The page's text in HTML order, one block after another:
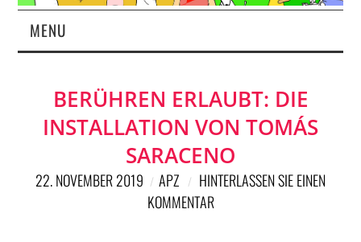
MENU
MAGAZIN
RUBRIKEN
BERÜHREN ERLAUBT: DIE
INSTALLATION VON TOMÁS
SARACENO
22. NOVEMBER 2019 APZ
HINTERLASSEN SIE EINEN
KOMMENTAR